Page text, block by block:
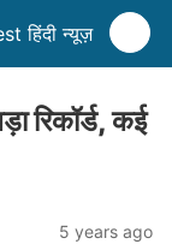
हिंदी न्यूज़
रिकॉर्ड, कई
5 years ago